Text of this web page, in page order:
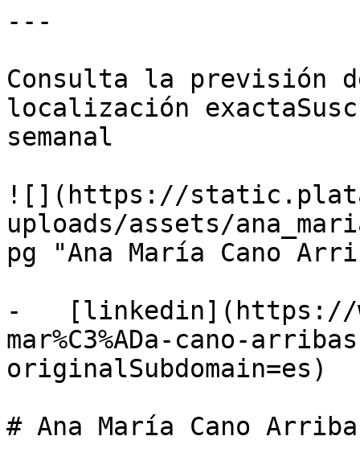
---
Consulta la previsión
localización
semanal
![](https://
uploads/assets/
pg "Ana María Cano
-   [linkedin](https://
mar%C3%ADa-cano-
originalSubdomain=es)
# Ana María Cano